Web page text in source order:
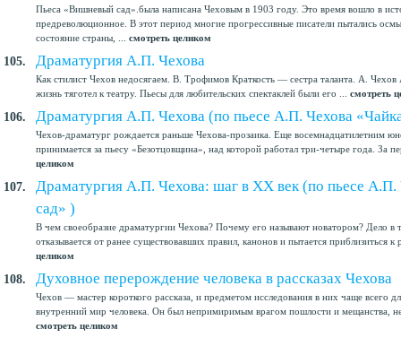
Пьеса «Вишневый сад».была написана Чеховым в 1903 году. Это время вошло в
предреволюционное. В этот период многие прогрессивные писатели пытались
состояние страны, ... смотреть целиком
105. Драматургия А.П. Чехова
Как стилист Чехов недосягаем. В. Трофимов Краткость — сестра таланта. А.
жизнь тяготел к театру. Пьесы для любительских спектаклей были его ... смотреть
106. Драматургия А.П. Чехова (по пьесе А.П. Чехова
Чехов-драматург рождается раньше Чехова-прозаика. Еще восемнадцатилетним
принимается за пьесу «Безотцовщина», над которой работал три-четыре года. За
целиком
107.
Драматургия А.П. Чехова: шаг в XX век (по пьесе
сад» )
В чем своеобразие драматургии Чехова? Почему его называют новатором? Дело в
отказывается от ранее существовавших правил, канонов и пытается приблизиться к
целиком
108. Духовное перерождение человека в рассказах Чехова
Чехов — мастер короткого рассказа, и предметом исследования в них чаще всего
внутренний мир человека. Он был непримиримым врагом пошлости и мещанства,
смотреть целиком